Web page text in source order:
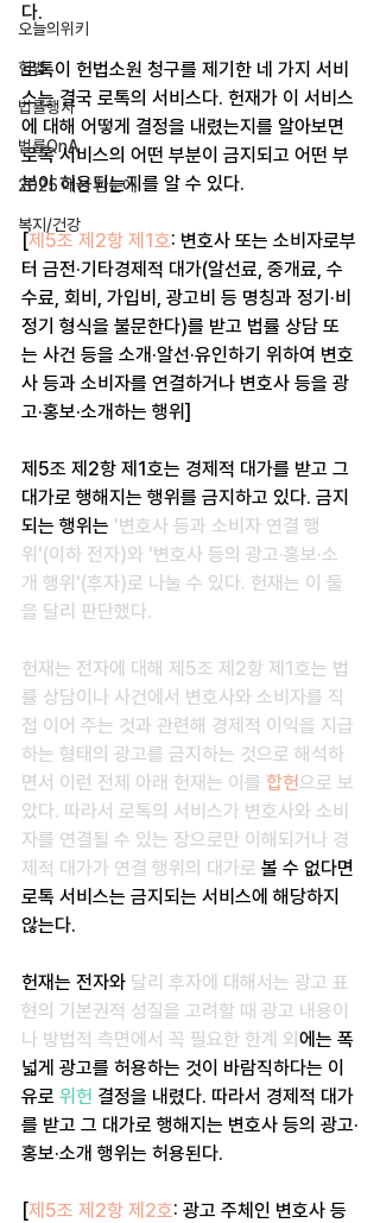
오늘의위키
헌법
법률행사
법률QnA
2025 대선 한눈에
복지/건강
다.
로톡이 헌법소원 청구를 제기한 네 가지 서비
스는 결국 로톡의 서비스다. 헌재가 이 서비스
에 대해 어떻게 결정을 내렸는지를 알아보면
로톡 서비스의 어떤 부분이 금지되고 어떤 부
분이 허용되는지를 알 수 있다.
[제5조 제2항 제1호: 변호사 또는 소비자로부
터 금전·기타경제적 대가(알선료, 중개료, 수
수료, 회비, 가입비, 광고비 등 명칭과 정기·비
정기 형식을 불문한다)를 받고 법률 상담 또
는 사건 등을 소개·알선·유인하기 위하여 변호
사 등과 소비자를 연결하거나 변호사 등을 광
고·홍보·소개하는 행위]
제5조 제2항 제1호는 경제적 대가를 받고 그
대가로 행해지는 행위를 금지하고 있다. 금지
되는 행위는 '변호사 등과 소비자 연결 행
위'(이하 전자)와 '변호사 등의 광고·홍보·소
개 행위'(후자)로 나눌 수 있다. 헌재는 이 둘
을 달리 판단했다.
헌재는 전자에 대해 제5조 제2항 제1호는 법
률 상담이나 사건에서 변호사와 소비자를 직
접 이어 주는 것과 관련해 경제적 이익을 지급
하는 형태의 광고를 금지하는 것으로 해석하
면서 이런 전제 아래 헌재는 이를 합헌으로 보
았다. 따라서 로톡의 서비스가 변호사와 소비
자를 연결될 수 있는 장으로만 이해되거나 경
제적 대가가 연결 행위의 대가로 볼 수 없다면
로톡 서비스는 금지되는 서비스에 해당하지
않는다.
헌재는 전자와 달리 후자에 대해서는 광고 표
현의 기본권적 성질을 고려할 때 광고 내용이
나 방법적 측면에서 꼭 필요한 한계 외 에는 폭
넓게 광고를 허용하는 것이 바람직하다는 이
유로 위헌 결정을 내렸다. 따라서 경제적 대가
를 받고 그 대가로 행해지는 변호사 등의 광고·
홍보·소개 행위는 허용된다.
[제5조 제2항 제2호: 광고 주체인 변호사 등